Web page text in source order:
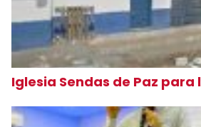
Iglesia Sendas de Paz para